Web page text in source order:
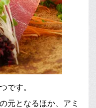
です。
元となるほか、アミ